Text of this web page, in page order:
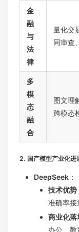
金
融
与
法
律
量化交
同审查
多
模
态
融
合
图文理
跨模态
2. 国产模型产业化进
DeepSeek ：
技术优势
准确率接
商业化落
办公、教